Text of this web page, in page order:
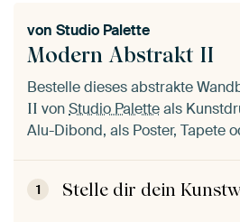
Modern Abstrakt II
von Studio Palette
Bestelle dieses abstrakte
II vonStudio Paletteals
Alu-Dibond, als Poster, Tapete
1 Stelle dir dein